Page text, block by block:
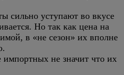
сильно уступают во вкусе
Но так как цена на
в «не сезон» их вполне
не значит что их